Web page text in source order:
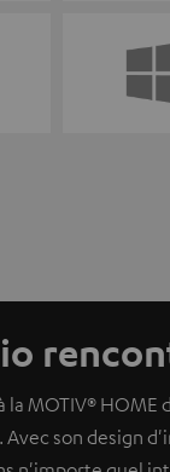
MOTIV® HOME
son design